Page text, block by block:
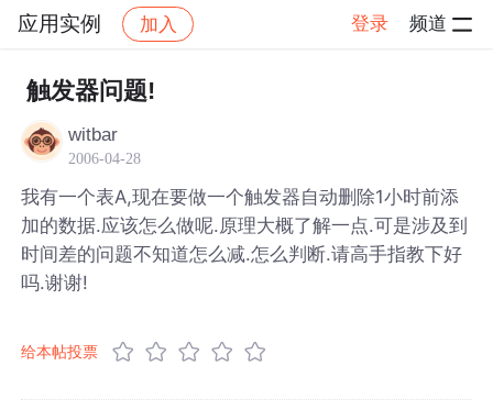
应用实例 加入 登录 频道
社区 应用实例
触发器问题!
witbar
2006-04-28
我有一个表A,现在要做一个触发器自动删除1小时前添
加的数据.应该怎么做呢.原理大概了解一点.可是涉及到
时间差的问题不知道怎么减.怎么判断.请高手指教下好
吗.谢谢!
给本帖投票